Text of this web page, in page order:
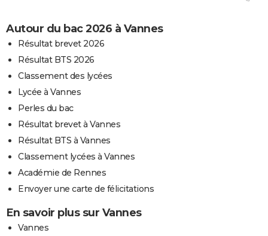
Autour du bac 2026 à Vannes
Résultat brevet 2026
Résultat BTS 2026
Classement des lycées
Lycée à Vannes
Perles du bac
Résultat brevet à Vannes
Résultat BTS à Vannes
Classement lycées à Vannes
Académie de Rennes
Envoyer une carte de félicitations
En savoir plus sur Vannes
Vannes